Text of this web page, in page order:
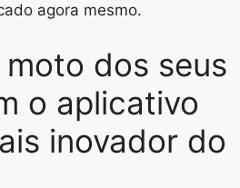
agora mesmo.
dos seus
o aplicativo
inovador do